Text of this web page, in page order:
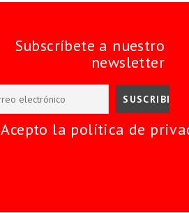
Subscríbete a nuestro
newsletter
Acepto la política de